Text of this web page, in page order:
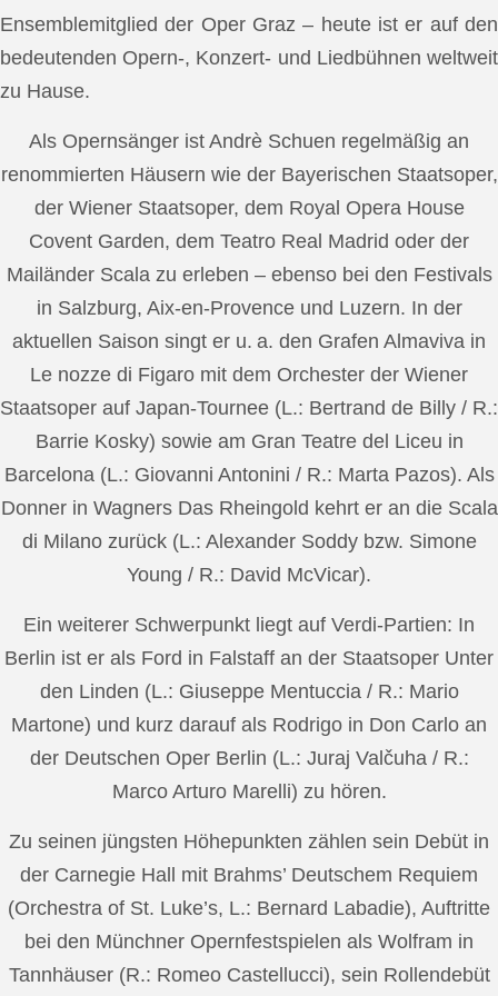
Ensemblemitglied der Oper Graz – heute ist er auf den
bedeutenden Opern-, Konzert- und Liedbühnen weltweit
zu Hause.
Als Opernsänger ist Andrè Schuen regelmäßig an
renommierten Häusern wie der Bayerischen Staatsoper,
der Wiener Staatsoper, dem Royal Opera House
Covent Garden, dem Teatro Real Madrid oder der
Mailänder Scala zu erleben – ebenso bei den Festivals
in Salzburg, Aix-en-Provence und Luzern. In der
aktuellen Saison singt er u. a. den Grafen Almaviva in
Le nozze di Figaro mit dem Orchester der Wiener
Staatsoper auf Japan-Tournee (L.: Bertrand de Billy / R.:
Barrie Kosky) sowie am Gran Teatre del Liceu in
Barcelona (L.: Giovanni Antonini / R.: Marta Pazos). Als
Donner in Wagners Das Rheingold kehrt er an die Scala
di Milano zurück (L.: Alexander Soddy bzw. Simone
Young / R.: David McVicar).
Ein weiterer Schwerpunkt liegt auf Verdi-Partien: In
Berlin ist er als Ford in Falstaff an der Staatsoper Unter
den Linden (L.: Giuseppe Mentuccia / R.: Mario
Martone) und kurz darauf als Rodrigo in Don Carlo an
der Deutschen Oper Berlin (L.: Juraj Valčuha / R.:
Marco Arturo Marelli) zu hören.
Zu seinen jüngsten Höhepunkten zählen sein Debüt in
der Carnegie Hall mit Brahms’ Deutschem Requiem
(Orchestra of St. Luke’s, L.: Bernard Labadie), Auftritte
bei den Münchner Opernfestspielen als Wolfram in
Tannhäuser (R.: Romeo Castellucci), sein Rollendebüt